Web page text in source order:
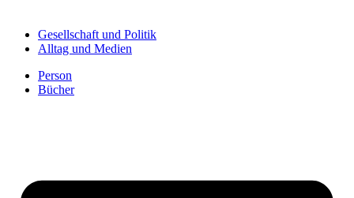
Gesellschaft und Politik
Alltag und Medien
Person
Bücher